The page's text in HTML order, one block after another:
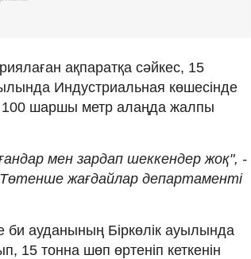
ақпаратқа сәйкес, 15
Индустриальная көшесінде
100 шаршы метр алаңда жалпы
мен зардап шеккендер жоқ", -
жағдайлар департаменті
би ауданының Біркөлік ауылында
15 тонна шөп өртеніп кеткенін